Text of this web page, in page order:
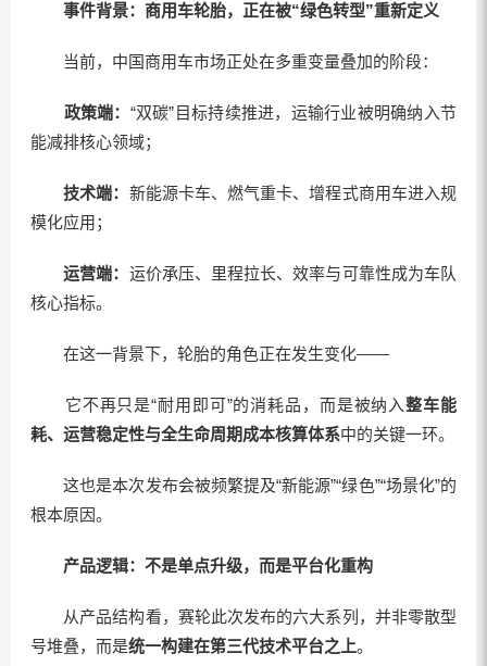
事件背景： 商用车轮胎， 正在被“绿色转型”重新定义
当前，中国商用车市场正处在多重变量叠加的阶段：
政策端： “双碳”目标持续推进，运输行业被明确纳入节
能减排核心领域；
技术端： 新能源卡车、燃气重卡、增程式商用车进入规
模化应用；
运营端： 运价承压、里程拉长、效率与可靠性成为车队
核心指标。
在这一背景下，轮胎的角色正在发生变化——
它不再只是“耐用即可”的消耗品，而是被纳入整车能
耗、运营稳定性与全生命周期成本核算体系中的关键一环。
这也是本次发布会被频繁提及“新能源”“绿色”“场景化”的
根本原因。
产品逻辑： 不是单点升级，而是平台化重构
从产品结构看，赛轮此次发布的六大系列，并非零散型
号堆叠，而是统一构建在第三代技术平台之上。